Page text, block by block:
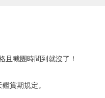
且截團時間到就沒了！
賞期規定。